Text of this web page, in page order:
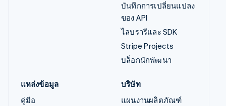
บันทึกการเปลี่ยนแปลง
ของ API
ไลบรารีและ SDK
Stripe Projects
บล็อกนักพัฒนา
แหล่งข้อมูล
คู่มือ
บริษัท
แผนงานผลิตภัณฑ์